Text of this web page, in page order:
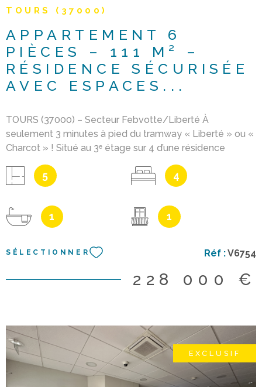
TOURS (37000)
APPARTEMENT 6
PIÈCES – 111 M² –
RÉSIDENCE SÉCURISÉE
AVEC ESPACES...
TOURS (37000) – Secteur Febvotte/Liberté À
seulement 3 minutes à pied du tramway « Liberté » ou «
Charcot » ! Situé au 3ᵉ étage sur 4 d’une résidence
d’espaces verts , cet appartement lumineux et très bien
entretenu offre un cadre de vie calme et verdoyant à
proximité immédiate des transports, écoles et
commerces. D’une superficie de 111 m² habitables , il se
m² ouvrant sur un deux balcons plein sud , d’une cuisine
aménagée séparée de 9,55 m² avec cellier attenant , et
de 4 chambres dont certaines avec placards. Nombreux
rangements, huisseries PVC double vitrage , murs
en sous-sol de 10,67 m² Nombreux stationnements
libres au sein de la résidence DPE : D – GES : D Charges
de copropriété : 293 €/mois , incluant chauffage et eau
chaude . Copropriété de 230 lots , dont 115 lots
5 4
1 1
SÉLECTIONNER Réf :V6754
228 000 €
EXCLUSIF